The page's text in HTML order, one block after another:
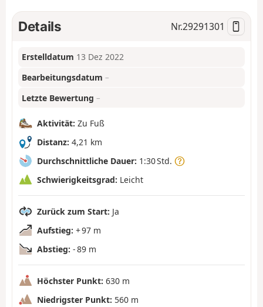
Details Nr.29291301
Erstelldatum 13 Dez 2022
Bearbeitungsdatum –
Letzte Bewertung –
Aktivität: Zu Fuß
Distanz: 4,21 km
Durchschnittliche Dauer: 1:30 Std.
Schwierigkeitsgrad: Leicht
Zurück zum Start: Ja
Aufstieg: + 97 m
Abstieg: - 89 m
Höchster Punkt: 630 m
Niedrigster Punkt: 560 m